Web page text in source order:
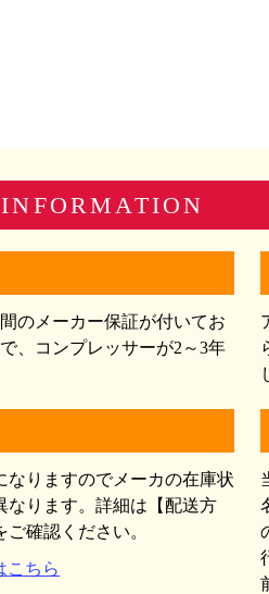
のメーカー保証が付いてお
、コンプレッサーが2～3年
なりますのでメーカの在庫状
なります。詳細は【配送方
確認ください。
こちら